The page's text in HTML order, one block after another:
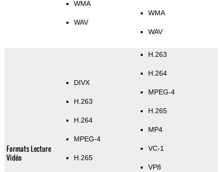
WMA
WAV
WMA
WAV
Formats Lecture
Vidéo
DIVX
H.263
H.264
MPEG-4
H.265
H.263
H.264
MPEG-4
H.265
MP4
VC-1
VP8